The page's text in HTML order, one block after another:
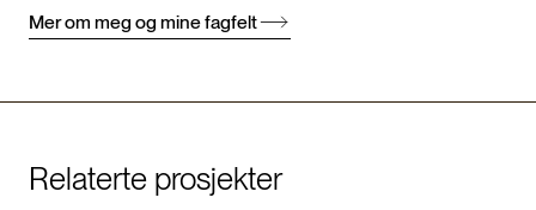
Mer om meg og mine fagfelt
Relaterte prosjekter